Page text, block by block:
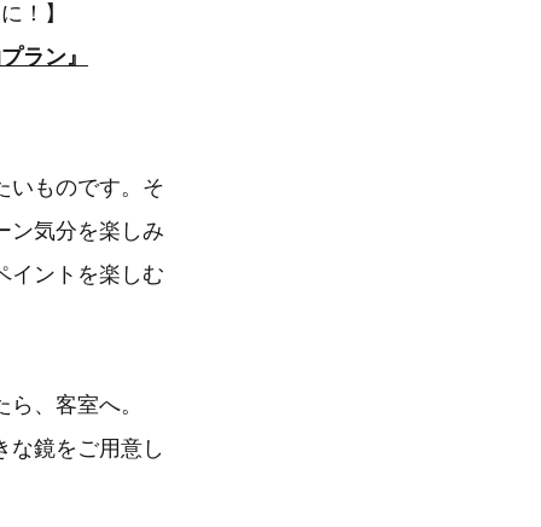
！】
ラン』
いものです。そ
ン気分を楽しみ
イントを楽しむ
、客室へ。
な鏡をご用意し